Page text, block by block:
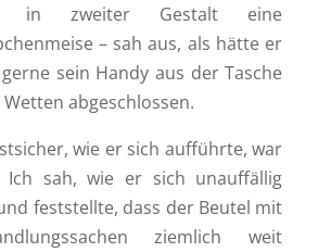
in zweiter Gestalt eine
– sah aus, als hätte er
sein Handy aus der Tasche
abgeschlossen.
wie er sich aufführte, war
Ich sah, wie er sich unauffällig
feststellte, dass der Beutel mit
ziemlich weit